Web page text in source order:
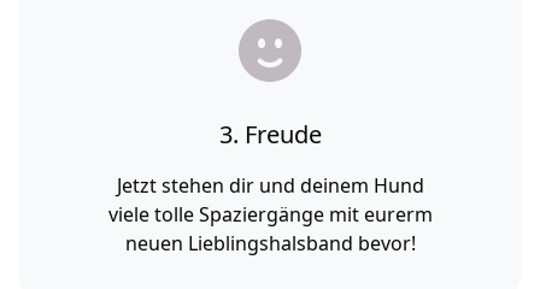
3. Freude
Jetzt stehen dir und deinem Hund
viele tolle Spaziergänge mit eurerm
neuen Lieblingshalsband bevor!